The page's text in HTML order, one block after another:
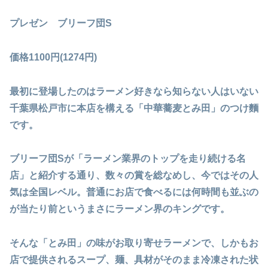
プレゼン ブリーフ団S
価格1100円(1274円)
最初に登場したのはラーメン好きなら知らない人はいない
千葉県松戸市に本店を構える「中華蕎麦とみ田」のつけ麵
です。
ブリーフ団Sが「ラーメン業界のトップを走り続ける名
店」と紹介する通り、数々の賞を総なめし、今ではその人
気は全国レベル。普通にお店で食べるには何時間も並ぶの
が当たり前というまさにラーメン界のキングです。
そんな「とみ田」の味がお取り寄せラーメンで、しかもお
店で提供されるスープ、麺、具材がそのまま冷凍された状